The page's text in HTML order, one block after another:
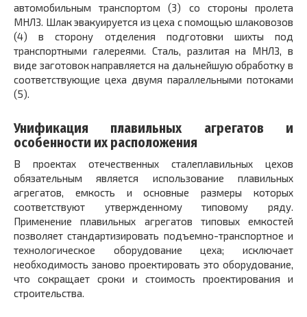
автомобильным транспортом (3) со стороны пролета
МНЛЗ. Шлак эвакуируется из цеха с помощью шлаковозов
(4) в сторону отделения подготовки шихты под
транспортными галереями. Сталь, разлитая на МНЛЗ, в
виде заготовок направляется на дальнейшую обработку в
соответствующие цеха двумя параллельными потоками
(5).
Унификация плавильных агрегатов и
особенности их расположения
В проектах отечественных сталеплавильных цехов
обязательным является использование плавильных
агрегатов, емкость и основные размеры которых
соответствуют утвержденному типовому ряду.
Применение плавильных агрегатов типовых емкостей
позволяет стандартизировать подъемно-транспортное и
технологическое оборудование цеха; исключает
необходимость заново проектировать это оборудование,
что сокращает сроки и стоимость проектирования и
строительства.